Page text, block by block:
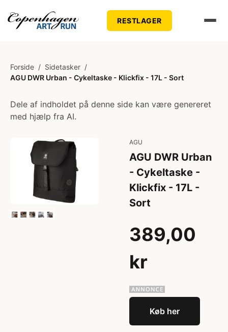
RESTLAGER
Forside / Sidetasker /
AGU DWR Urban - Cykeltaske - Klickfix - 17L - Sort
Dele af indholdet på denne side kan være genereret
med hjælp fra AI.
AGU
AGU DWR Urban
- Cykeltaske -
Klickfix - 17L -
Sort
389,00
kr
Køb her